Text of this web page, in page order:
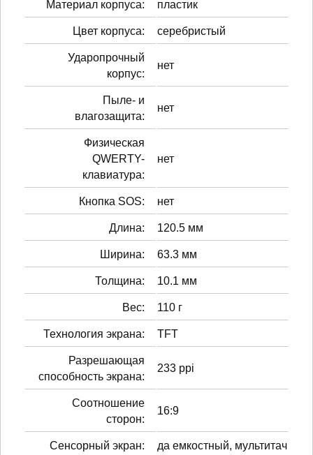
Материал корпуса: пластик
Цвет корпуса: серебристый
Ударопрочный
корпус:
нет
Пыле- и
влагозащита:
нет
Физическая
QWERTY-
клавиатура:
нет
Кнопка SOS: нет
Длина: 120.5 мм
Ширина: 63.3 мм
Толщина: 10.1 мм
Вес: 110 г
Технология экрана: TFT
Разрешающая
способность экрана:
233 ppi
Соотношение
сторон:
16:9
Сенсорный экран: да емкостный, мультитач